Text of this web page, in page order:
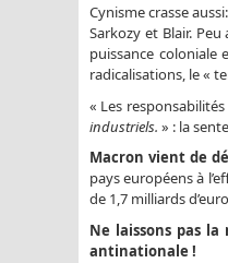
Cynisme crasse
Sarkozy et Blair.
puissance coloniale
radicalisations, le «
« Les
industriels. » : la
Macron vient de
pays européens à
de 1,7 milliards
Ne laissons pas
antinationale !